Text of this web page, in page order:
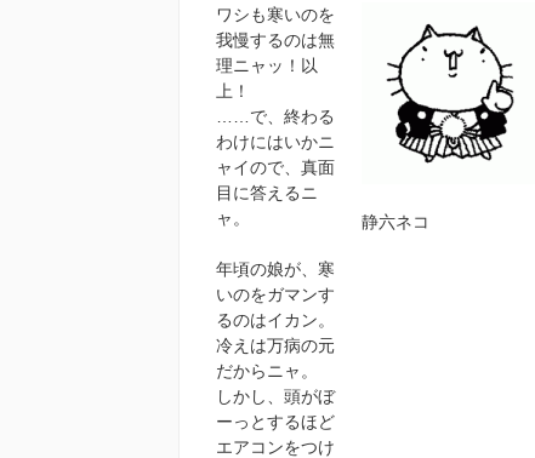
静六ネコ
ワシも寒いのを
我慢するのは無
理ニャッ！以
上！
……で、終わる
わけにはいかニ
ャイので、真面
目に答えるニ
ャ。
年頃の娘が、寒
いのをガマンす
るのはイカン。
冷えは万病の元
だからニャ。
しかし、頭がぼ
ーっとするほど
エアコンをつけ